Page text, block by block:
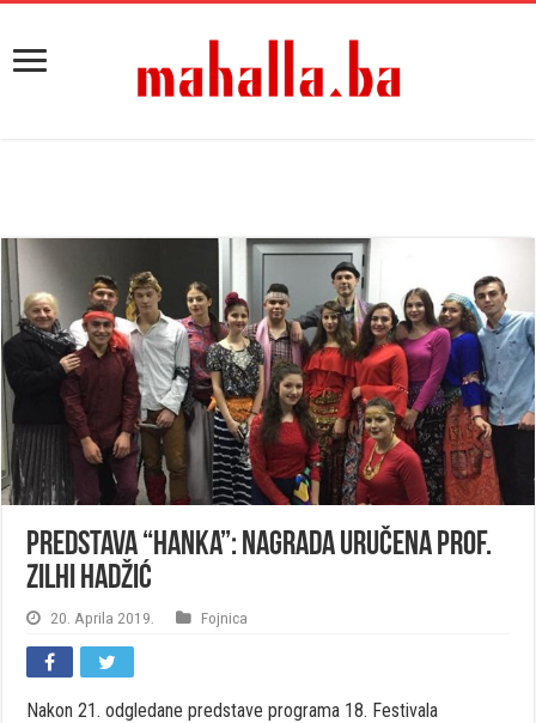
Predstava “HANKA”: Nagrada uručena prof.
Zilhi Hadžić
20. Aprila 2019. Fojnica
Nakon 21. odgledane predstave programa 18. Festivala